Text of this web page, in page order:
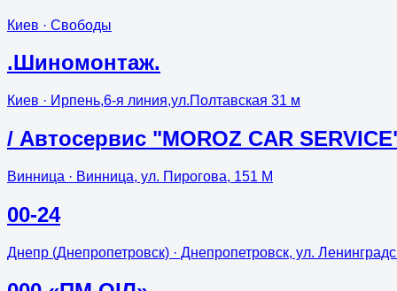
Киев · Свободы
.Шиномонтаж.
Киев · Ирпень,6-я линия,ул.Полтавская 31 м
/ Автосервис "MOROZ CAR
Винница · Винница, ул. Пирогова, 151 М
00-24
Днепр (Днепропетровск) · Днепропетровск, ул.